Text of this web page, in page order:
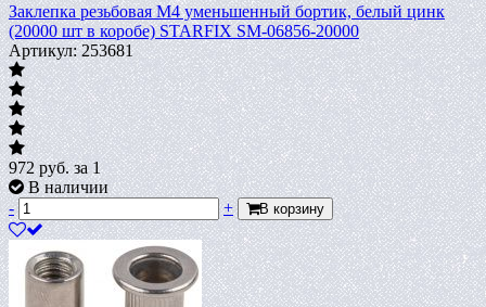
Заклепка резьбовая М4 уменьшенный бортик, белый цинк
(20000 шт в коробе) STARFIX SM-06856-20000
Артикул: 253681
972руб.за 1
В наличии
-
+ В корзину